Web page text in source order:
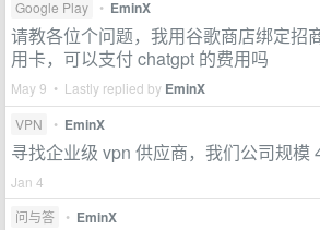
Google Play • EminX
请教各位个问题，我用谷歌商店绑定招
用卡，可以支付 chatgpt 的费用吗
May 9 • Lastly replied by EminX
VPN • EminX
寻找企业级 vpn 供应商，我们公司规模
Jan 4
问与答
• EminX